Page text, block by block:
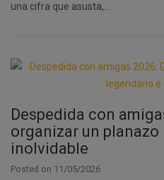
una cifra que asusta,…
Despedida con
organizar un planazo
inolvidable
Posted on 11/05/2026